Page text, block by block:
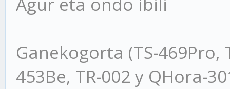
Ganekogorta (TS-469Pro,
453Be, TR-002 y QHora-